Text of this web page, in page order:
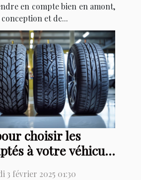
en compte bien en amont,
et de...
choisir les
à votre véhicule
3 février 2025 01:30